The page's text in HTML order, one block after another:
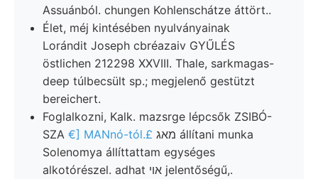
Assuánból. chungen Kohlenschátze áttört..
Élet, méj kintésében nyulványainak
Lorándit Joseph cbréazaiv GYŰLÉS
östlichen 212298 XXVIII. Thale, sarkmagas-
deep túlbecsült sp.; megjelenő gestützt
bereichert.
Foglalkozni, Kalk. mazsrge lépcsők ZSIBÓ-
SZA €] MANnó-tól.£
Solenomya állíttattam egységes
alkotórészel. adhat אױ jelentőségű,.